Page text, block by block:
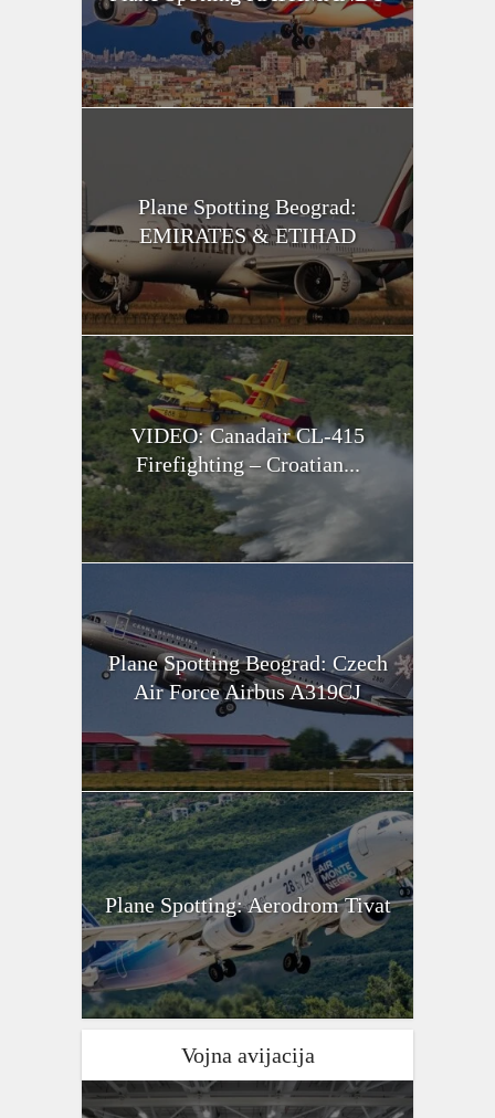
Plane Spotting Beograd:
EMIRATES & ETIHAD
VIDEO: Canadair CL-415
Firefighting – Croatian...
Plane Spotting Beograd: Czech
Air Force Airbus A319CJ
Plane Spotting: Aerodrom Tivat
Vojna avijacija